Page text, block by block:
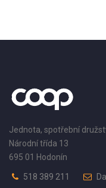
Jednota, spotřební
Národní třída 13
695 01 Hodonín
518 389 211